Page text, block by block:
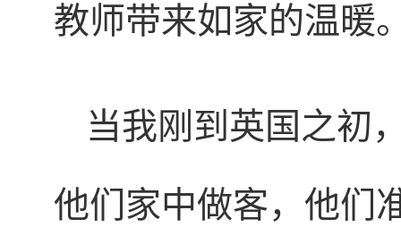
教师带来如家的温暖
当我刚到英国之初
他们家中做客，他们